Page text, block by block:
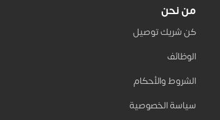
من نحن
كن شريك توصيل
الوظائف
الشروط والأحكام
سياسة الخصوصية